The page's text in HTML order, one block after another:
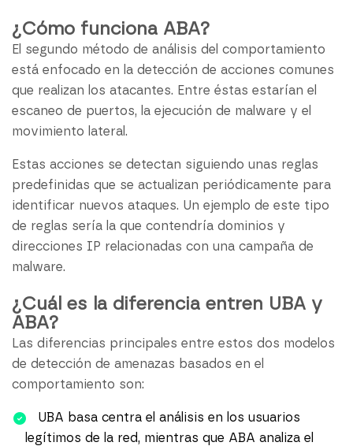
¿Cómo funciona ABA?
El segundo método de análisis del comportamiento
está enfocado en la detección de acciones comunes
que realizan los atacantes. Entre éstas estarían el
escaneo de puertos, la ejecución de malware y el
movimiento lateral.
Estas acciones se detectan siguiendo unas reglas
predefinidas que se actualizan periódicamente para
identificar nuevos ataques. Un ejemplo de este tipo
de reglas sería la que contendría dominios y
direcciones IP relacionadas con una campaña de
malware.
¿Cuál es la diferencia entren UBA y
ABA?
Las diferencias principales entre estos dos modelos
de detección de amenazas basados en el
comportamiento son:
UBA basa centra el análisis en los usuarios
legítimos de la red, mientras que ABA analiza el